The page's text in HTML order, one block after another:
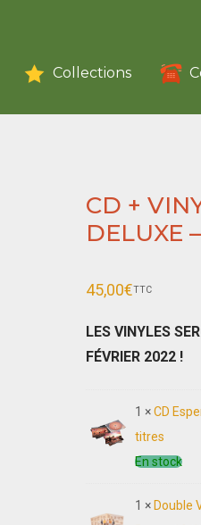
Collections
CD +
DELUXE
45,00€TTC
LES VINYLES
FÉVRIER 2022 !
1 ×CD
titres
En stock
1 × Double